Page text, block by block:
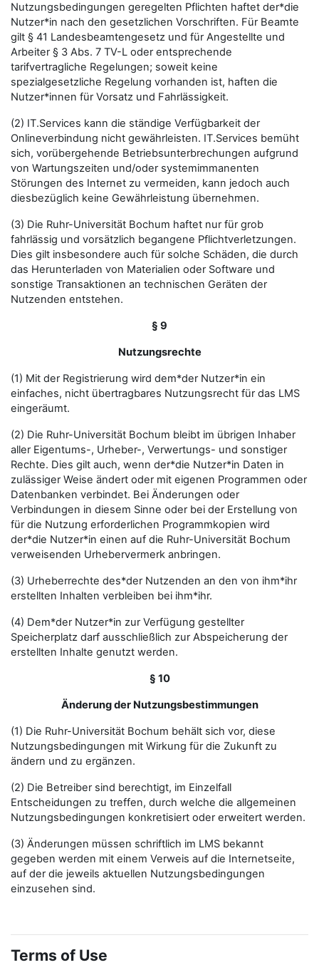
Nutzungsbedingungen geregelten Pflichten haftet der*die
Nutzer*in nach den gesetzlichen Vorschriften. Für Beamte
gilt § 41 Landesbeamtengesetz und für Angestellte und
Arbeiter § 3 Abs. 7 TV-L oder entsprechende
tarifvertragliche Regelungen; soweit keine
spezialgesetzliche Regelung vorhanden ist, haften die
Nutzer*innen für Vorsatz und Fahrlässigkeit.
(2) IT.Services kann die ständige Verfügbarkeit der
Onlineverbindung nicht gewährleisten. IT.Services bemüht
sich, vorübergehende Betriebsunterbrechungen aufgrund
von Wartungszeiten und/oder systemimmanenten
Störungen des Internet zu vermeiden, kann jedoch auch
diesbezüglich keine Gewährleistung übernehmen.
(3) Die Ruhr-Universität Bochum haftet nur für grob
fahrlässig und vorsätzlich begangene Pflichtverletzungen.
Dies gilt insbesondere auch für solche Schäden, die durch
das Herunterladen von Materialien oder Software und
sonstige Transaktionen an technischen Geräten der
Nutzenden entstehen.
§ 9
Nutzungsrechte
(1) Mit der Registrierung wird dem*der Nutzer*in ein
einfaches, nicht übertragbares Nutzungsrecht für das LMS
eingeräumt.
(2) Die Ruhr-Universität Bochum bleibt im übrigen Inhaber
aller Eigentums-, Urheber-, Verwertungs- und sonstiger
Rechte. Dies gilt auch, wenn der*die Nutzer*in Daten in
zulässiger Weise ändert oder mit eigenen Programmen oder
Datenbanken verbindet. Bei Änderungen oder
Verbindungen in diesem Sinne oder bei der Erstellung von
für die Nutzung erforderlichen Programmkopien wird
der*die Nutzer*in einen auf die Ruhr-Universität Bochum
verweisenden Urhebervermerk anbringen.
(3) Urheberrechte des*der Nutzenden an den von ihm*ihr
erstellten Inhalten verbleiben bei ihm*ihr.
(4) Dem*der Nutzer*in zur Verfügung gestellter
Speicherplatz darf ausschließlich zur Abspeicherung der
erstellten Inhalte genutzt werden.
§ 10
Änderung der Nutzungsbestimmungen
(1) Die Ruhr-Universität Bochum behält sich vor, diese
Nutzungsbedingungen mit Wirkung für die Zukunft zu
ändern und zu ergänzen.
(2) Die Betreiber sind berechtigt, im Einzelfall
Entscheidungen zu treffen, durch welche die allgemeinen
Nutzungsbedingungen konkretisiert oder erweitert werden.
(3) Änderungen müssen schriftlich im LMS bekannt
gegeben werden mit einem Verweis auf die Internetseite,
auf der die jeweils aktuellen Nutzungsbedingungen
einzusehen sind.
Terms of Use